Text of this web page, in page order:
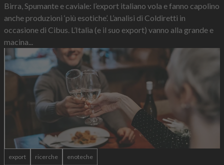
Birra, Spumante e caviale: l’export italiano vola e fanno capolino
anche produzioni ‘più esotiche’. L’analisi di Coldiretti in
occasione di Cibus. L’Italia (e il suo export) vanno alla grande e
macina...
export ricerche enoteche